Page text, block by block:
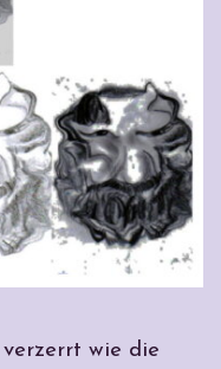
wie die